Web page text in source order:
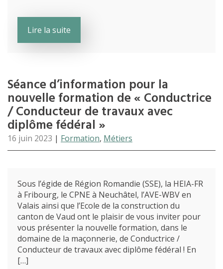
Lire la suite
Séance d’information pour la
nouvelle formation de « Conductrice
/ Conducteur de travaux avec
diplôme fédéral »
16 juin 2023 | Formation, Métiers
Sous l’égide de Région Romandie (SSE), la HEIA-FR
à Fribourg, le CPNE à Neuchâtel, l’AVE-WBV en
Valais ainsi que l’Ecole de la construction du
canton de Vaud ont le plaisir de vous inviter pour
vous présenter la nouvelle formation, dans le
domaine de la maçonnerie, de Conductrice /
Conducteur de travaux avec diplôme fédéral ! En
[…]